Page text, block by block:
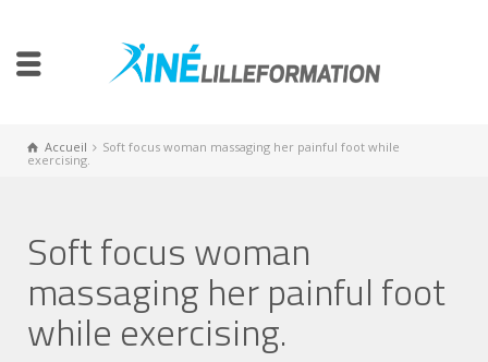
Accueil
Soft focus woman massaging her painful foot while
exercising.
Soft focus woman
massaging her painful foot
while exercising.